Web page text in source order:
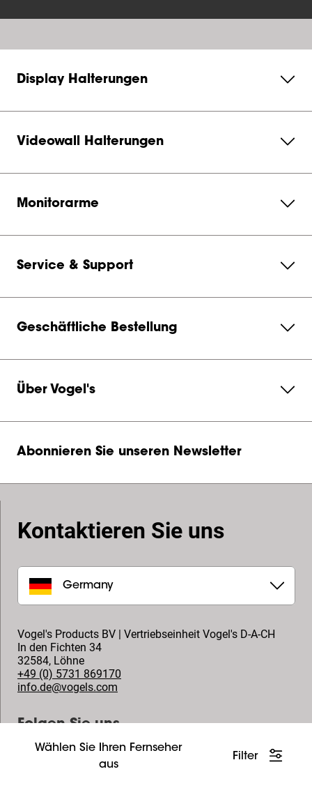
Wählen Sie Ihren Fernseher
aus
Filter
Display Halterungen
Videowall Halterungen
Monitorarme
Service & Support
Geschäftliche Bestellung
Über Vogel's
Abonnieren Sie unseren Newsletter
Kontaktieren Sie uns
Germany
Vogel's Products BV | Vertriebseinheit Vogel's D-A-CH
In den Fichten 34
32584, Löhne
+49 (0) 5731 869170
info.de@vogels.com
Folgen Sie uns